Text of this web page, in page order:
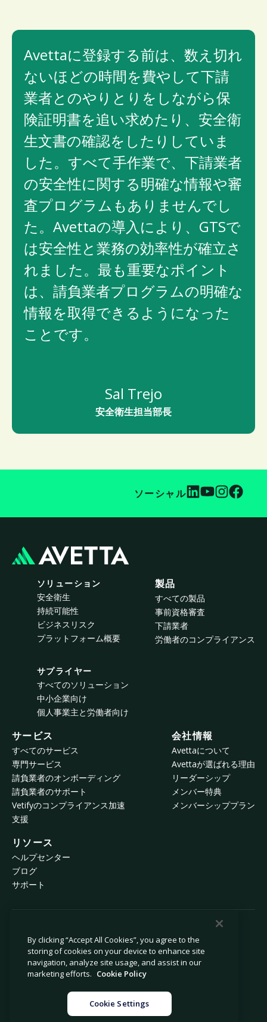
Avettaに登録する前は、数え切れ
ないほどの時間を費やして下請
業者とのやりとりをしながら保
険証明書を追い求めたり、安全衛
生文書の確認をしたりしていま
した。すべて手作業で、下請業者
の安全性に関する明確な情報や審
査プログラムもありませんでし
た。Avettaの導入により、GTSで
は安全性と業務の効率性が確立さ
れました。最も重要なポイント
は、請負業者プログラムの明確な
情報を取得できるようになった
ことです。
Sal Trejo
安全衛生担当部長
ソーシャル
ソリューション
安全衛生
持続可能性
ビジネスリスク
プラットフォーム概要
サプライヤー
すべてのソリューション
中小企業向け
個人事業主と労働者向け
製品
すべての製品
事前資格審査
下請業者
労働者のコンプライアンス
サービス
すべてのサービス
専門サービス
請負業者のオンボーディング
請負業者のサポート
Vetifyのコンプライアンス加速
支援
会社情報
Avettaについて
Avettaが選ばれる理由
リーダーシップ
メンバー特典
メンバーシッププラン
リソース
ヘルプセンター
ブログ
サポート
© 2026 Avetta, LLC All rights reserved.
プライバシーポリシー
Cookieポリシー
個人情報の販売や共有を禁止
By clicking “Accept All Cookies”, you agree to the
storing of cookies on your device to enhance site
navigation, analyze site usage, and assist in our
marketing efforts. Cookie Policy
Cookie Settings